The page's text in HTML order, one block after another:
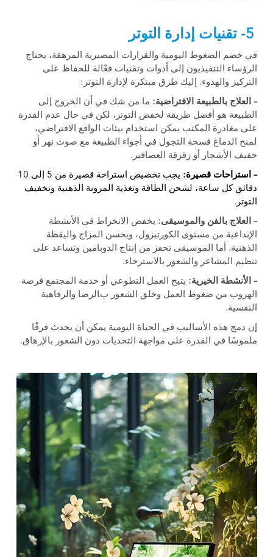
5- تقنيات إدارة التوتر
في خضم الضغوط اليومية والقرارات المصيرية المرهقة، يحتاج
الرؤساء التنفيذيون إلى أدوات وتقنيات فعّالة للحفاظ على
التركيز والهدوء. إليك طرق مبتكرة لإدارة التوتر:
– العلاج بالطبيعة الافتراضية: ما من شك في أن الخروج إلى
الطبيعة هو أفضل طريقة لخفض التوتر، لكن في حال عدم القدرة
على مغادرة المكتب يمكن استخدام بيئات الواقع الافتراضي،
لمنح الدماغ فسحة التجول في أجواء الطبيعة مع صوت نهر أو
حفيف الأشجار أو زقزقة العصافير.
– استراحات قصيرة:
يجب تخصيص استراحة قصيرة من 5 إلى 10
دقائق كل ساعة، لشحن الطاقة وتغذية المرونة الذهنية وتخفيف
التوتر.
– العلاج بالفن والموسيقى: يخفض الانخراط في الأنشطة
الإبداعية من مستوى الكورتيزول، ويحسن المزاج واليقظة
الذهنية. أما الموسيقى تحفز من إنتاج الدوبامين وتساعد على
تنظيم المشاعر والشعور بالاسترخاء.
– الأنشطة الخيرية: يتيح العمل التطوعي أو خدمة المجتمع فرصة
الهروب من ضغوط العمل وخلق الشعور بالرضا والرفاهية
النفسية.
إن دمج هذه الأساليب في الحياة اليومية يمكن أن يحدث فرقًا
ملموسًا في القدرة على مواجهة التحديات دون الشعور بالإرهاق.